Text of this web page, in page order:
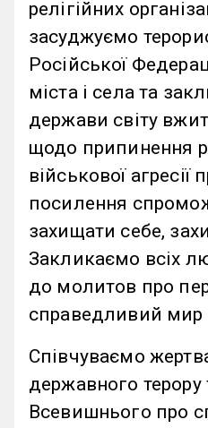
релігійних
засуджуємо
Російської
міста і села та
держави світу
щодо припинення
військової агресії
посилення
захищати себе,
Закликаємо всіх
до молитов про
справедливий мир
Співчуваємо
державного
Всевишнього про